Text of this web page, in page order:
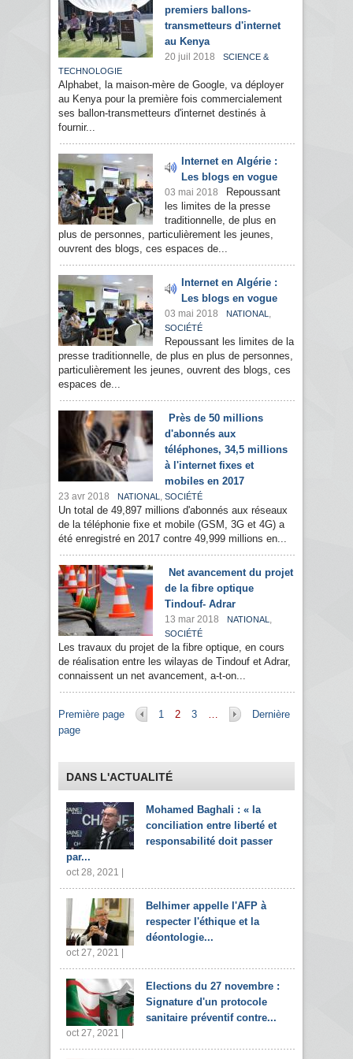
premiers ballons-
transmetteurs d'internet
au Kenya
20 juil 2018
SCIENCE &
TECHNOLOGIE
Alphabet, la maison-mère de Google, va déployer
au Kenya pour la première fois commercialement
ses ballon-transmetteurs d'internet destinés à
fournir...
Internet en Algérie :
Les blogs en vogue
03 mai 2018
Repoussant
les limites de la presse
traditionnelle, de plus en
plus de personnes, particulièrement les jeunes,
ouvrent des blogs, ces espaces de...
Internet en Algérie :
Les blogs en vogue
03 mai 2018 NATIONAL ,
SOCIÉTÉ
Repoussant les limites de la
presse traditionnelle, de plus en plus de personnes,
particulièrement les jeunes, ouvrent des blogs, ces
espaces de...
Près de 50 millions
d'abonnés aux
téléphones, 34,5 millions
à l'internet fixes et
mobiles en 2017
23 avr 2018 NATIONAL , SOCIÉTÉ
Un total de 49,897 millions d'abonnés aux réseaux
de la téléphonie fixe et mobile (GSM, 3G et 4G) a
été enregistré en 2017 contre 49,999 millions en...
Net avancement du projet
de la fibre optique
Tindouf- Adrar
13 mar 2018 NATIONAL ,
SOCIÉTÉ
Les travaux du projet de la fibre optique, en cours
de réalisation entre les wilayas de Tindouf et Adrar,
connaissent un net avancement, a-t-on...
Pages
Première page 1 2 3 …
Dernière
page
DANS L'ACTUALITÉ
Mohamed Baghali : « la
conciliation entre liberté et
responsabilité doit passer
par...
oct 28, 2021 |
Belhimer appelle l'AFP à
respecter l'éthique et la
déontologie...
oct 27, 2021 |
Elections du 27 novembre :
Signature d'un protocole
sanitaire préventif contre...
oct 27, 2021 |